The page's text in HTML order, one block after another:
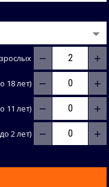
− +
18 лет) − +
11 лет) − +
2 лет) − +